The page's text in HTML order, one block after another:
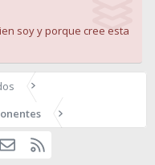
soy y porque cree esta
Contáctanos